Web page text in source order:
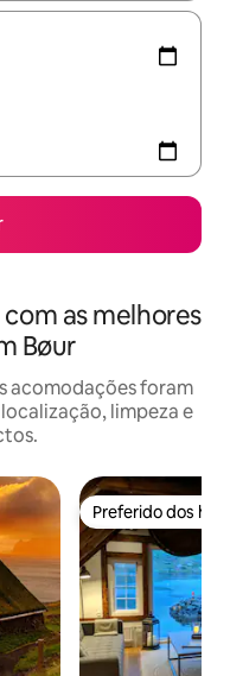
as melhores
Bøur
acomodações foram
limpeza e
Preferido dos
Preferido dos